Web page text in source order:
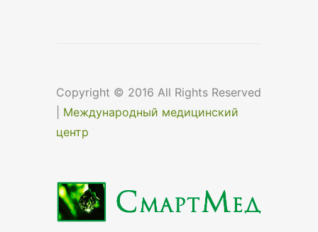
Copyright © 2016 All Rights Reserved
Международный медицинский
центр